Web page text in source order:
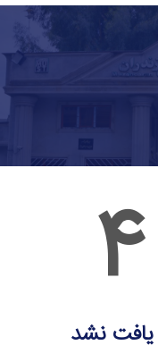
4
نشد